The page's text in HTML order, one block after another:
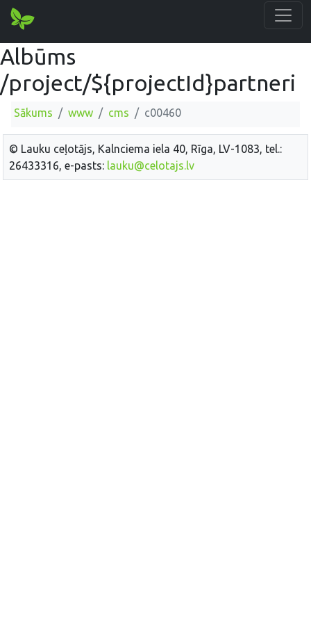
Albūms
/project/${projectId}partneri
Sākums www cms c00460
© Lauku ceļotājs, Kalnciema iela 40, Rīga, LV-1083, tel.:
26433316, e-pasts: lauku@celotajs.lv